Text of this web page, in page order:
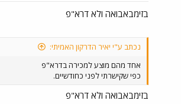
בזימבאבואה ולא דרא"פ
נכתב ע"י יאיר הדרקון האמיתי:
אחד מהם מוצע למכירה בדרא"פ
כפי שקישרתי לפני כחודשיים.
בזימבאבואה ולא דרא"פ